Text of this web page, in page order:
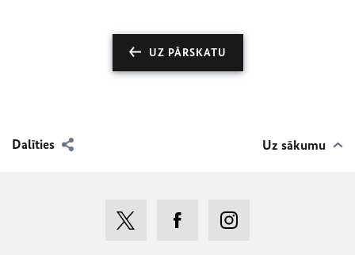
UZ PĀRSKATU
Dalīties Uz sākumu